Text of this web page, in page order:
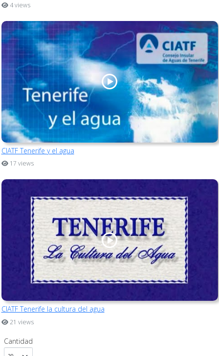
4 views
CIATF Tenerife y el agua
17 views
CIATF Tenerife la cultura del agua
21 views
Cantidad